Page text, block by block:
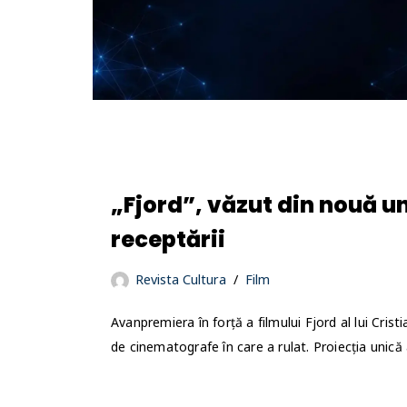
„Fjord”, văzut din nouă
receptării
Revista Cultura Film
Avanpremiera în forță a filmului Fjord al lui
de cinematografe în care a rulat. Proiecția